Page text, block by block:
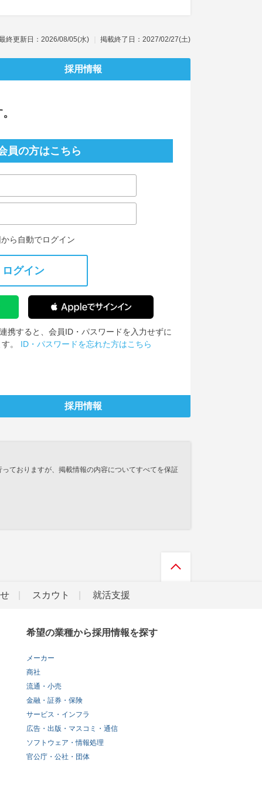
終更新日：2026/08/05(水) 掲載終了日：2027/02/27(土)
採用情報
員の方はこちら
ら自動でログイン
ログイン
携すると、会員ID・パスワードを入力せずに
。 ID・パスワードを忘れた方はこちら
採用情報
ておりますが、掲載情報の内容についてすべてを保証
スカウト 就活支援
希望の業種から採用情報を探す
メーカー
商社
流通・小売
金融・証券・保険
サービス・インフラ
広告・出版・マスコミ・通信
ソフトウェア・情報処理
官公庁・公社・団体